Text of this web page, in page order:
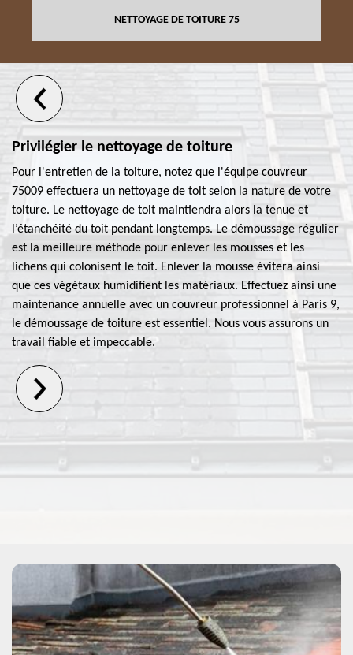
NETTOYAGE DE TOITURE 75
Privilégier le nettoyage de toiture
Pour l'entretien de la toiture, notez que l'équipe couvreur
75009 effectuera un nettoyage de toit selon la nature de votre
toiture. Le nettoyage de toit maintiendra alors la tenue et
l’étanchéité du toit pendant longtemps. Le démoussage régulier
est la meilleure méthode pour enlever les mousses et les
lichens qui colonisent le toit. Enlever la mousse évitera ainsi
que ces végétaux humidifient les matériaux. Effectuez ainsi une
maintenance annuelle avec un couvreur professionnel à Paris 9,
le démoussage de toiture est essentiel. Nous vous assurons un
travail fiable et impeccable.